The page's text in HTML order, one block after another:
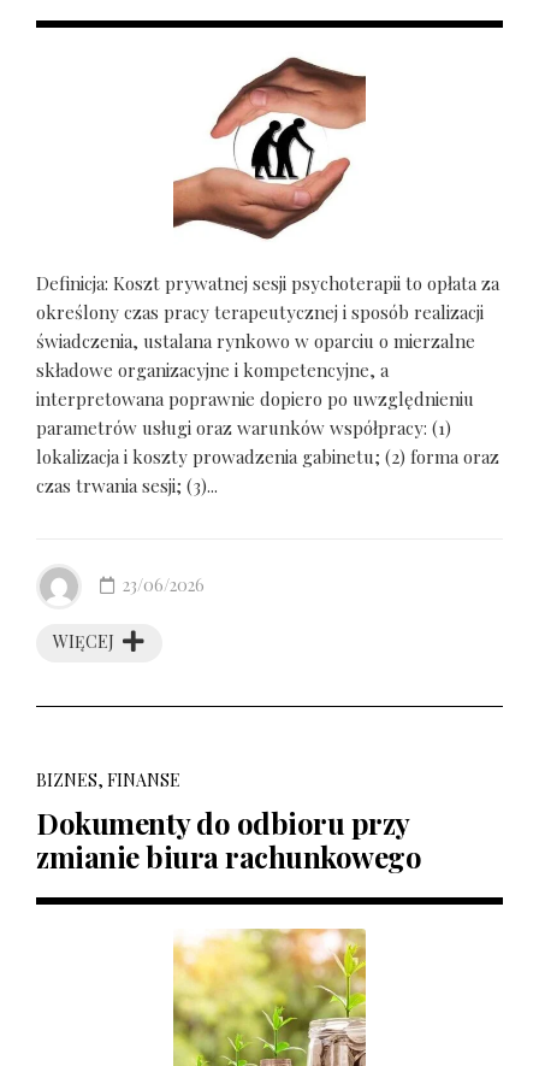
Definicja: Koszt prywatnej sesji psychoterapii to opłata za
określony czas pracy terapeutycznej i sposób realizacji
świadczenia, ustalana rynkowo w oparciu o mierzalne
składowe organizacyjne i kompetencyjne, a
interpretowana poprawnie dopiero po uwzględnieniu
parametrów usługi oraz warunków współpracy: (1)
lokalizacja i koszty prowadzenia gabinetu; (2) forma oraz
czas trwania sesji; (3)...
WIĘCEJ
23/06/2026
BIZNES, FINANSE
Dokumenty do odbioru przy
zmianie biura rachunkowego